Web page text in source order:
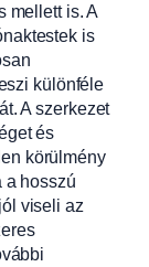
mellett is. A
is
különféle
A szerkezet
és
körülmény
a hosszú
viseli az